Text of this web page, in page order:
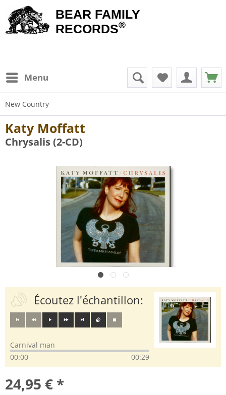
BEAR FAMILY
RECORDS®
Menu
New Country
Katy Moffatt
Chrysalis (2-CD)
Écoutez l'échantillon:
Carnival man
00:00
00:29
24,95 € *